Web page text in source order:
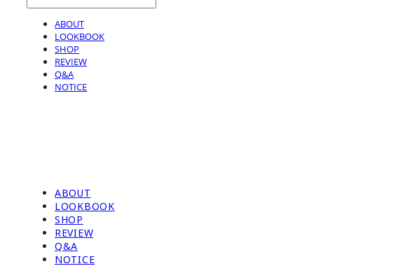
ABOUT
LOOKBOOK
SHOP
REVIEW
Q&A
NOTICE
ABOUT
LOOKBOOK
SHOP
REVIEW
Q&A
NOTICE